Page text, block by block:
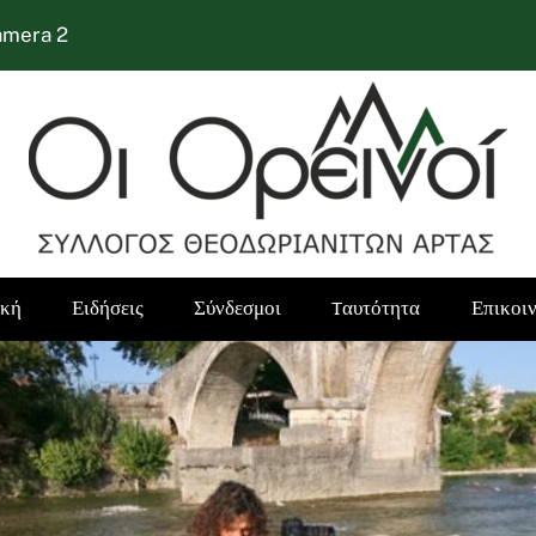
2
Ειδήσεις Σύνδεσμοι Tαυτότητα